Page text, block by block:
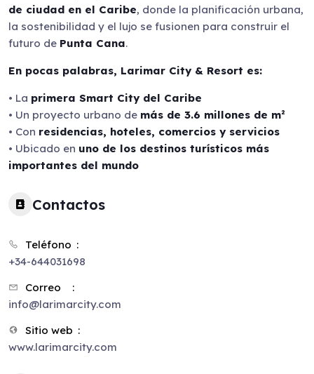
de ciudad en el Caribe, donde la planificación urbana,
la sostenibilidad y el lujo se fusionen para construir el
futuro de Punta Cana.
En pocas palabras, Larimar City & Resort es:
• La primera Smart City del Caribe
• Un proyecto urbano de más de 3.6 millones de m²
• Con residencias, hoteles, comercios y servicios
• Ubicado en uno de los destinos turísticos más
importantes del mundo
Contactos
Teléfono
+34-644031698
Correo
info@larimarcity.com
Sitio web
www.larimarcity.com